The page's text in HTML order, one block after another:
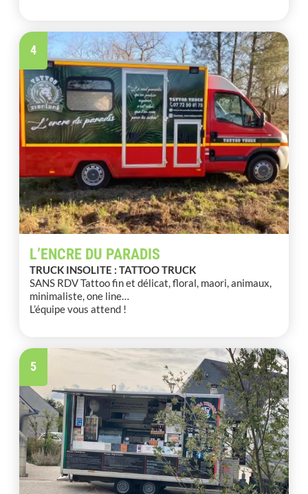
4
L’ENCRE DU PARADIS
TRUCK INSOLITE : TATTOO TRUCK
SANS RDV Tattoo fin et délicat, floral, maori, animaux,
minimaliste, one line…
L’équipe vous attend !
5